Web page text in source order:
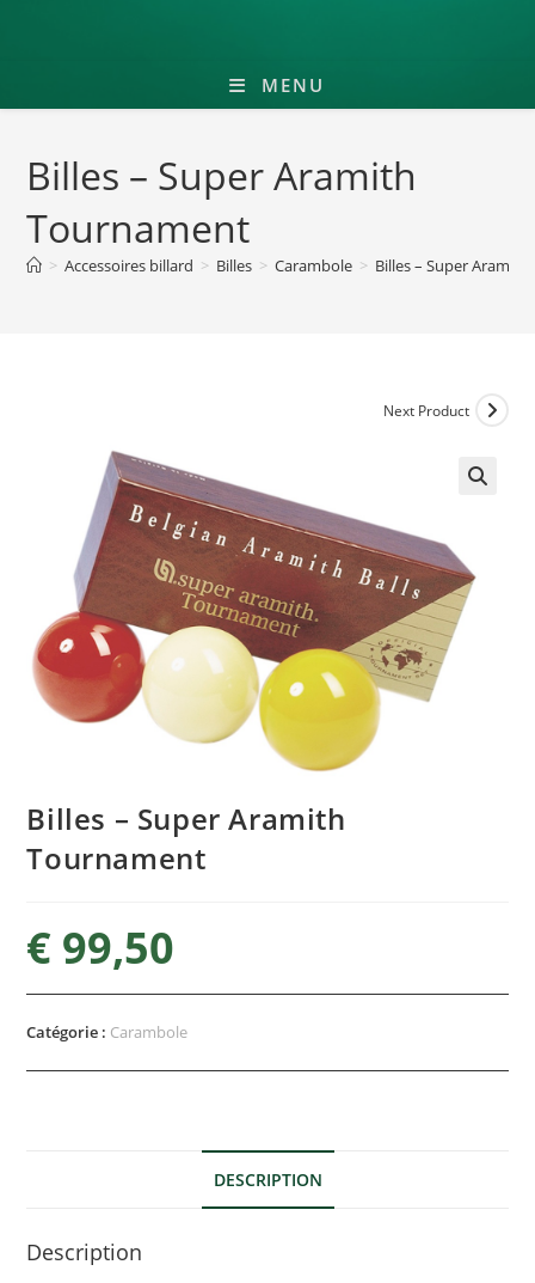
MENU
Billes – Super Aramith
Tournament
> Accessoires billard > Billes > Carambole > Billes – Super
Next Product
Billes – Super Aramith
Tournament
€ 99,50
Catégorie : Carambole
DESCRIPTION
Description